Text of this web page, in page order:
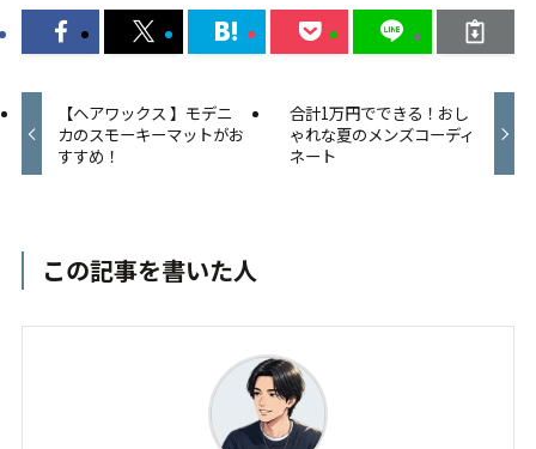
【ヘアワックス 】モデニ
カのスモーキーマットがお
すすめ！
合計1万円でできる！おし
ゃれな夏のメンズコーディ
ネート
この記事を書いた人